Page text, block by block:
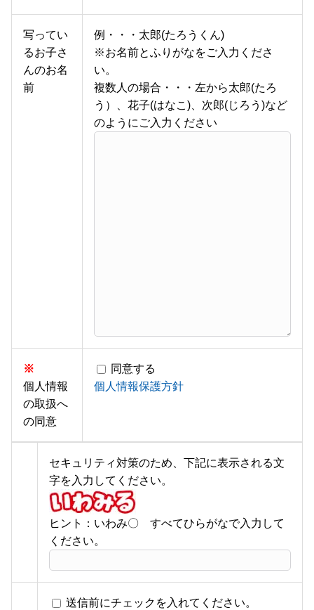
写ってい
るお子さ
んのお名
前
例・・・太郎(たろうくん)
※お名前とふりがなをご入力くださ
い。
複数人の場合・・・左から太郎(たろ
う）、花子(はなこ)、次郎(じろう)など
のようにご入力ください
※
個人情報
の取扱へ
の同意
同意する
個人情報保護方針
セキュリティ対策のため、下記に表示される文
字を入力してください。
ヒント：いわみ〇 すべてひらがなで入力して
ください。
送信前にチェックを入れてください。